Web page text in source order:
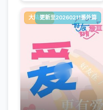
大陆综艺更新至20260211番外篇